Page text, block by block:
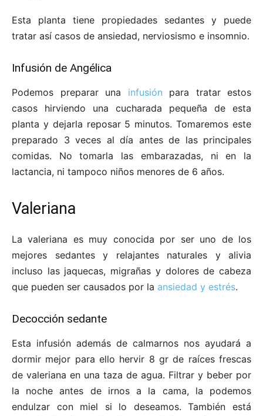
Esta planta tiene propiedades sedantes y puede
tratar así casos de ansiedad, nerviosismo e insomnio.
Infusión de Angélica
Podemos preparar una infusión para tratar estos
casos hirviendo una cucharada pequeña de esta
planta y dejarla reposar 5 minutos. Tomaremos este
preparado 3 veces al día antes de las principales
comidas. No tomarla las embarazadas, ni en la
lactancia, ni tampoco niños menores de 6 años.
Valeriana
La valeriana es muy conocida por ser uno de los
mejores sedantes y relajantes naturales y alivia
incluso las jaquecas, migrañas y dolores de cabeza
que pueden ser causados por la ansiedad y estrés.
Decocción sedante
Esta infusión además de calmarnos nos ayudará a
dormir mejor para ello hervir 8 gr de raíces frescas
de valeriana en una taza de agua. Filtrar y beber por
la noche antes de irnos a la cama, la podemos
endulzar con miel si lo deseamos. También está